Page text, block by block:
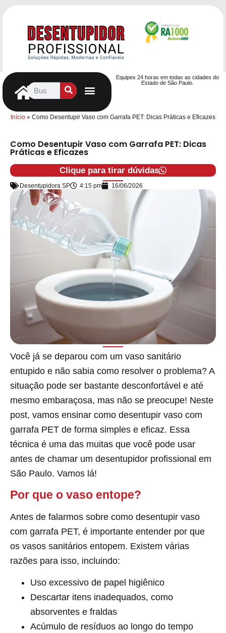
Equipes 24 horas em todas as cidades do
Estado de São Paulo.
Início » Como Desentupir Vaso com Garrafa PET: Dicas Práticas e Eficazes
Como Desentupir Vaso com Garrafa PET: Dicas
Práticas e Eficazes
Clique para tirar dúvidas
Desentupidora SP 4:15 pm 16/06/2026
Você já se deparou com um vaso sanitário
entupido e não sabia como resolver o problema? A
situação pode ser bastante desconfortável e até
mesmo embaraçosa, mas não se preocupe! Neste
post, vamos ensinar como desentupir vaso com
garrafa PET de forma simples e eficaz. Essa
técnica é uma das muitas que você pode usar
antes de chamar um desentupidor profissional em
São Paulo. Vamos lá!
Por que o vaso entope?
Antes de falarmos sobre como desentupir vaso
com garrafa PET, é importante entender por que
os vasos sanitários entopem. Existem várias
razões para isso, incluindo:
Uso excessivo de papel higiênico
Descartar itens inadequados, como
absorventes e fraldas
Acúmulo de resíduos ao longo do tempo